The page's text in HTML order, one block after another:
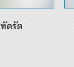
ดรัด